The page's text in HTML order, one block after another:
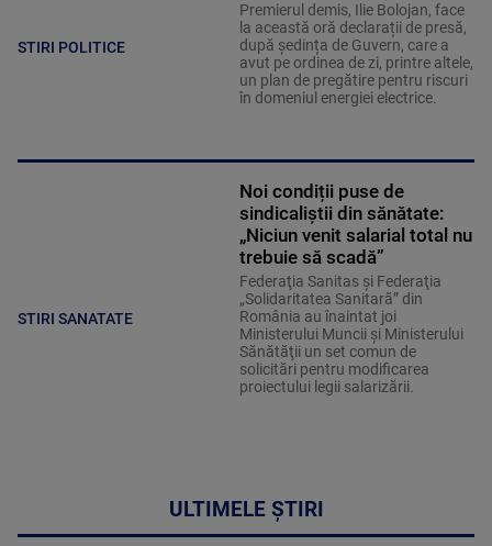
STIRI POLITICE
Premierul demis, Ilie Bolojan, face
la această oră declarații de presă,
după ședința de Guvern, care a
avut pe ordinea de zi, printre altele,
un plan de pregătire pentru riscuri
în domeniul energiei electrice.
STIRI SANATATE
Noi condiții puse de
sindicaliștii din sănătate:
„Niciun venit salarial total nu
trebuie să scadă”
Federaţia Sanitas şi Federaţia
„Solidaritatea Sanitară” din
România au înaintat joi
Ministerului Muncii şi Ministerului
Sănătăţii un set comun de
solicitări pentru modificarea
proiectului legii salarizării.
ULTIMELE ȘTIRI